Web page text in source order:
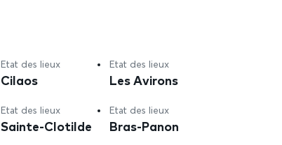
Etat des lieux
Cilaos
Etat des lieux
Les Avirons
Etat des lieux
Sainte-Clotilde
Etat des lieux
Bras-Panon